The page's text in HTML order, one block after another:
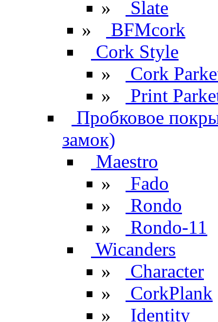
»
Slate
»
BFMcork
Cork Style
»
Cork
»
Print
Пробковое
замок)
Maestro
»
Fado
»
Rondo
»
Rondo-11
Wicanders
»
Character
»
CorkPlank
»
Identity